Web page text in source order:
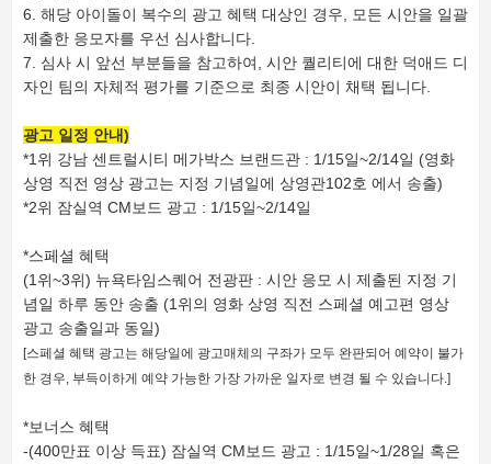
6. 해당 아이돌이 복수의 광고 혜택 대상인 경우, 모든 시안을 일괄
제출한 응모자를 우선 심사합니다.
7. 심사 시 앞선 부분들을 참고하여, 시안 퀄리티에 대한 덕애드 디
자인 팀의 자체적 평가를 기준으로 최종 시안이 채택 됩니다.
광고 일정 안내)
*1위 강남 센트럴시티 메가박스 브랜드관 : 1/15일~2/14일 (영화
상영 직전 영상 광고는 지정 기념일에 상영관102호 에서 송출)
*2위 잠실역 CM보드 광고 : 1/15일~2/14일
*스페셜 혜택
(1위~3위) 뉴욕타임스퀘어 전광판 : 시안 응모 시 제출된 지정 기
념일 하루 동안 송출 (1위의 영화 상영 직전 스페셜 예고편 영상
광고 송출일과 동일)
[스페셜 혜택 광고는 해당일에 광고매체의 구좌가 모두 완판되어 예약이 불가
한 경우, 부득이하게 예약 가능한 가장 가까운 일자로 변경 될 수 있습니다.]
*보너스 혜택
-(400만표 이상 득표) 잠실역 CM보드 광고 : 1/15일~1/28일 혹은